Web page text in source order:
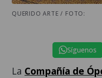
QUERIDO ARTE / FOTO:
Síguenos
La Compañía de